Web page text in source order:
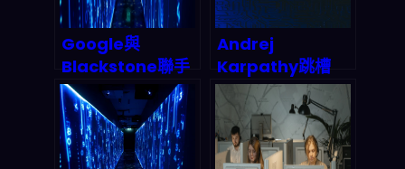
Google與
Blackstone聯手
打造AI雲端帝國：
這場聯姻將如何改
寫2026年科技版
圖？
Andrej
Karpathy跳槽
Anthropic：AI安
全陣營拿下最強大
腦，矽谷人才爭奪
戰殺出一條血路